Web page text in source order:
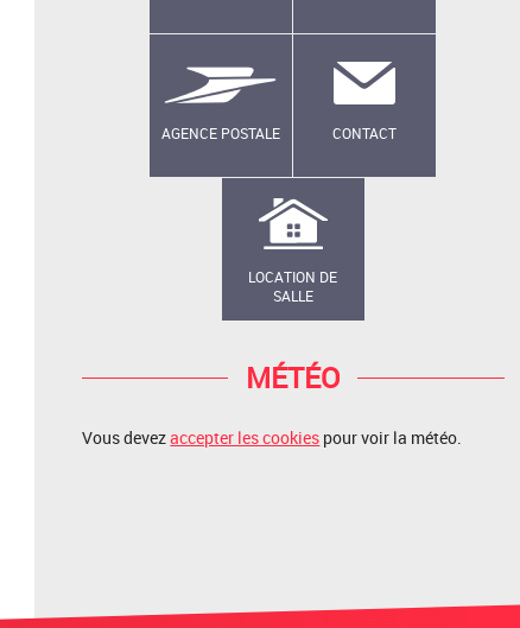
AGENCE POSTALE CONTACT
LOCATION DE
SALLE
MÉTÉO
Vous devezaccepter les cookies pour voir la météo.